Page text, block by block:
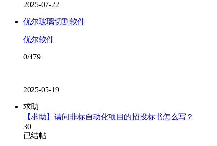
2025-07-22
优尔玻璃切割软件
优尔软件
0/479
2025-05-19
求助
【求助】请问非标自动化项目的招投标书怎么写？
30
已结帖